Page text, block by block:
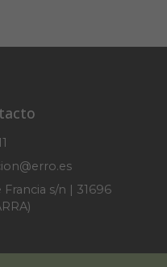
Francia s/n | 31696